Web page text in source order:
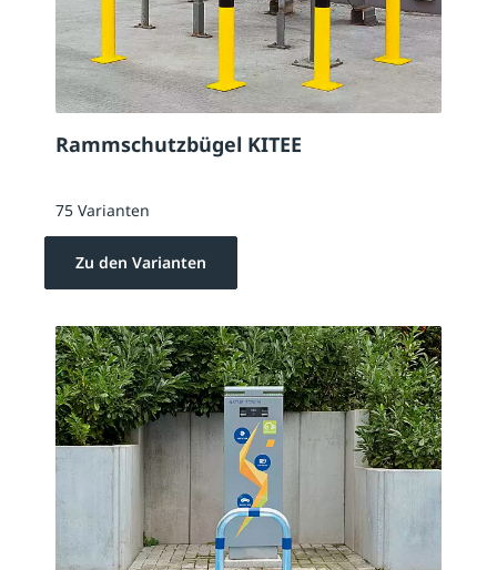
Rammschutzbügel KITEE
75 Varianten
Zu den Varianten